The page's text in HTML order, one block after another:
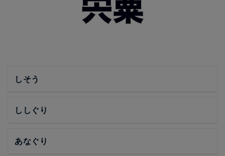
しそう
ししぐり
あなぐり